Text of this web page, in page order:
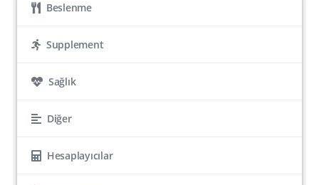
Beslenme
Supplement
Sağlık
Diğer
Hesaplayıcılar